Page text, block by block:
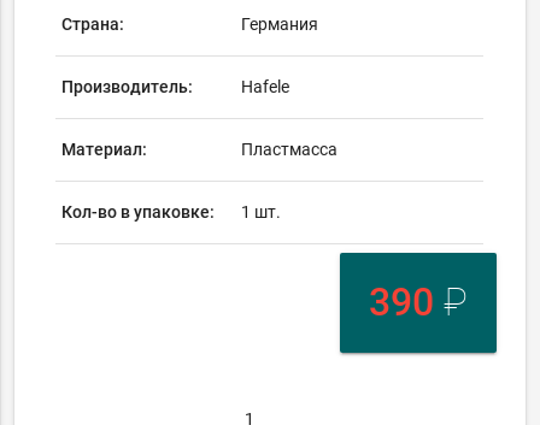
Страна: Германия
Производитель: Hafele
Материал: Пластмасса
Кол-во в упаковке: 1 шт.
390 ₽